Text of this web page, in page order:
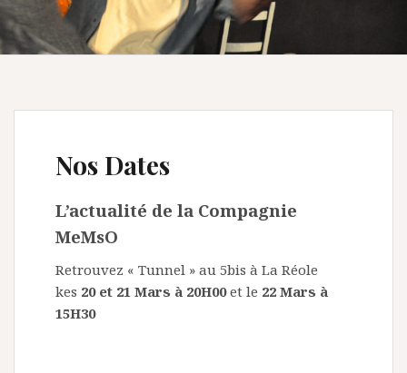
Nos Dates
L’actualité de la Compagnie
MeMsO
Retrouvez « Tunnel » au 5bis à La Réole
kes 20 et 21 Mars à 20H00et le 22 Mars à
15H30